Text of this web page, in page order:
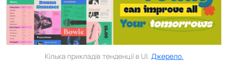
Кілька прикладів тенденції в UI. Джерело.